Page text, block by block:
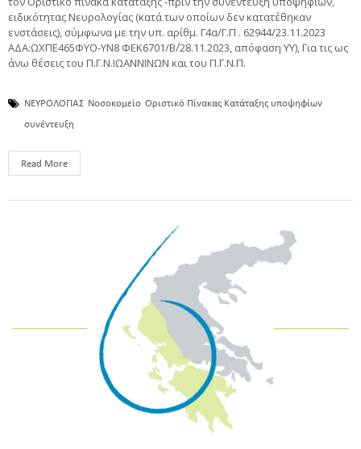
ειδικότητας Νευρολογίας (κατά των οποίων δεν κατατέθηκαν
ενστάσεις), σύμφωνα με την υπ. αρίθμ. Γ4α/Γ.Π . 62944/23.11.2023
ΑΔΑ:ΩΧΠΕ465ΦΥΟ-ΥΝ8 ΦΕΚ6701/Β΄/28.11.2023, απόφαση ΥΥ), Για τις ως
άνω θέσεις του Π.Γ.Ν.ΙΩΑΝΝΙΝΩΝ και του Π.Γ.Ν.Π.
ΝΕΥΡΟΛΟΓΙΑΣ Νοσοκομείο Οριστικό Πίνακας Κατάταξης υποψηφίων
συνέντευξη
Read More